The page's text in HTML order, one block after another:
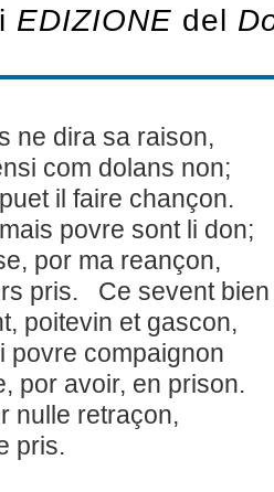
EDIZIONE del
ne dira sa raison,
com dolans non;
il faire chançon.
povre sont li don;
por ma reançon,
pris.
Ce sevent
poitevin et gascon,
povre compaignon
por avoir, en prison.
nulle retraçon,
pris.